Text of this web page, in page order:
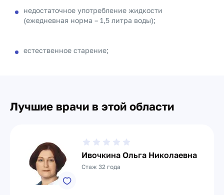
недостаточное употребление жидкости
(ежедневная норма – 1,5 литра воды);
естественное старение;
Лучшие врачи в этой области
Ивочкина Ольга Николаевна
Стаж 32 года